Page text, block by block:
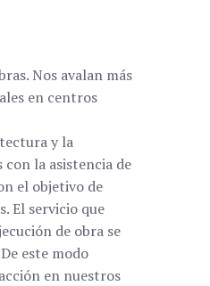
Nos avalan más
en centros
y la
la asistencia de
el objetivo de
El servicio que
de obra se
este modo
en nuestros